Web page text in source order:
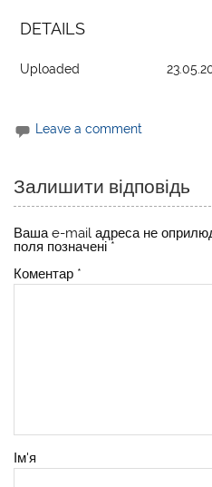
DETAILS
Uploaded
Leave a comment
Залишити відповідь
Ваша e-mail адреса не
поля позначені *
Коментар *
Ім'я